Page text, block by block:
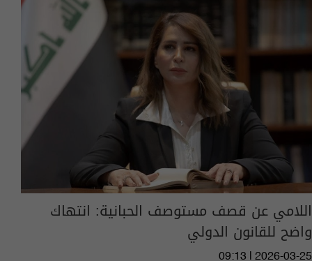
اللامي عن قصف مستوصف الحبانية: انتهاك
واضح للقانون الدولي
09:13 | 2026-03-25